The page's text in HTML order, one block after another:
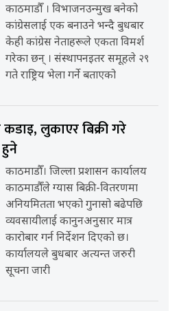
काठमाडौँ । विभाजनउन्मुख बनेको
कांग्रेसलाई एक बनाउने भन्दै बुधबार
केही कांग्रेस नेताहरूले एकता विमर्श
गरेका छन् । संस्थापनइतर समूहले २९
गते राष्ट्रिय भेला गर्ने बताएको
कडाइ, लुकाएर बिक्री गरे
काठमाडौँ। जिल्ला प्रशासन कार्यालय
काठमाडौँले ग्यास बिक्री-वितरणमा
अनियमितता भएको गुनासो बढेपछि
व्यवसायीलाई कानुनअनुसार मात्र
कारोबार गर्न निर्देशन दिएको छ।
कार्यालयले बुधबार अत्यन्त जरुरी
सूचना जारी